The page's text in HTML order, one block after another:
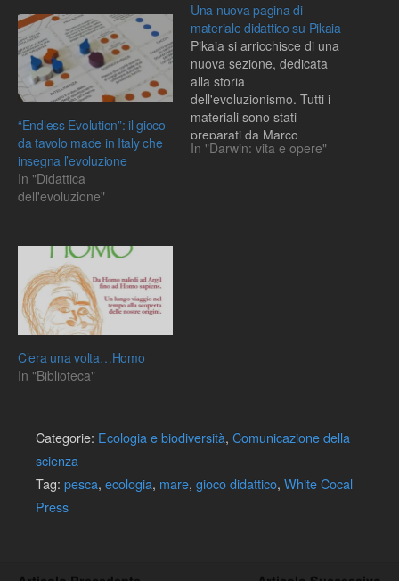
“Endless Evolution”: il gioco
da tavolo made in Italy che
insegna l’evoluzione
In "Didattica
dell'evoluzione"
Una nuova pagina di
materiale didattico su Pikaia
Pikaia si arricchisce di una
nuova sezione, dedicata
alla storia
dell'evoluzionismo. Tutti i
materiali sono stati
preparati da Marco
Ferraguti
In "Darwin: vita e opere"
C’era una volta…Homo
In "Biblioteca"
Categorie: Ecologia e biodiversità, Comunicazione della
scienza
Tag: pesca, ecologia, mare, gioco didattico, White Cocal
Press